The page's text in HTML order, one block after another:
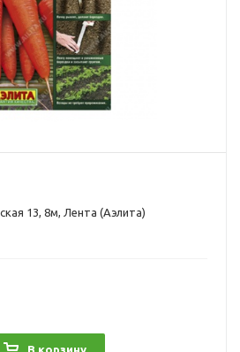
13, 8м, Лента (Аэлита)
В корзину